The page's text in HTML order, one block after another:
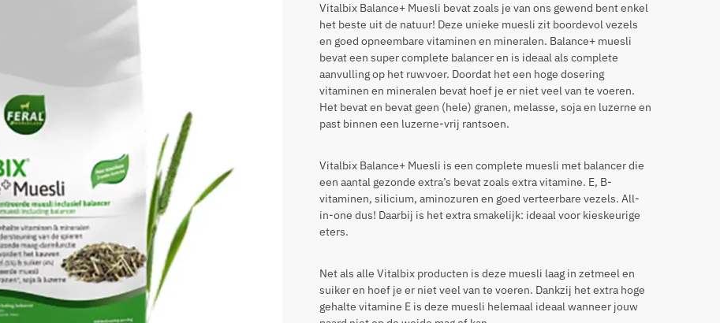
Vitalbix Balance+ Muesli bevat zoals je van ons gewend bent enkel
het beste uit de natuur! Deze unieke muesli zit boordevol vezels
en goed opneembare vitaminen en mineralen. Balance+ muesli
bevat een super complete balancer en is ideaal als complete
aanvulling op het ruwvoer. Doordat het een hoge dosering
vitaminen en mineralen bevat hoef je er niet veel van te voeren.
Het bevat en bevat geen (hele) granen, melasse, soja en luzerne en
past binnen een luzerne-vrij rantsoen.
Vitalbix Balance+ Muesli is een complete muesli met balancer die
een aantal gezonde extra’s bevat zoals extra vitamine. E, B-
vitaminen, silicium, aminozuren en goed verteerbare vezels. All-
in-one dus! Daarbij is het extra smakelijk: ideaal voor kieskeurige
eters.
Net als alle Vitalbix producten is deze muesli laag in zetmeel en
suiker en hoef je er niet veel van te voeren. Dankzij het extra hoge
gehalte vitamine E is deze muesli helemaal ideaal wanneer jouw